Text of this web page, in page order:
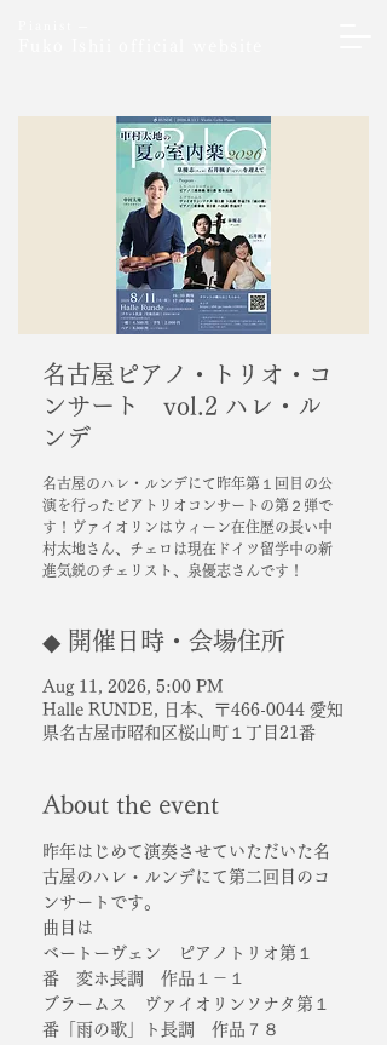
名古屋ピアノ・トリオ・コ
ンサート vol.2 ハレ・ル
ンデ
名古屋のハレ・ルンデにて昨年第１回目の公
演を行ったピアトリオコンサートの第２弾で
す！ヴァイオリンはウィーン在住歴の長い中
村太地さん、チェロは現在ドイツ留学中の新
進気鋭のチェリスト、泉優志さんです！
◆ 開催日時・会場住所
Aug 11, 2026, 5:00 PM
Halle RUNDE, 日本、〒466-0044 愛知
県名古屋市昭和区桜山町１丁目21番
About the event
昨年はじめて演奏させていただいた名
古屋のハレ・ルンデにて第二回目のコ
ンサートです。
曲目は
ベートーヴェン　ピアノトリオ第１
番　変ホ長調　作品１－１
ブラームス　ヴァイオリンソナタ第１
番「雨の歌」ト長調　作品７８